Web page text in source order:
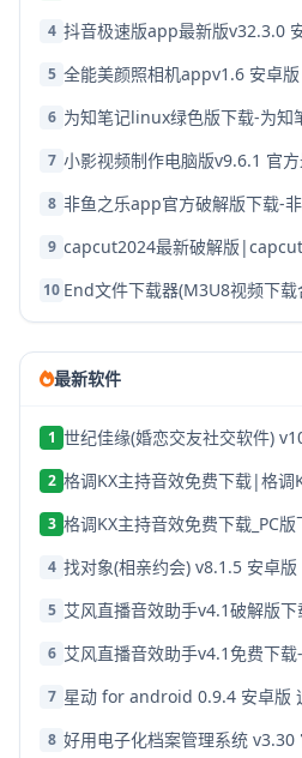
4 抖音极速版app最新版v32.3.0
5 全能美颜照相机appv1.6 安卓版
6
7 小影视频制作电脑版v9.6.1 官
8
9
10 End文件下载器(M3U8视频下
最新软件
1 世纪佳缘(婚恋交友社交软件)
2 格调KX主持音效免费下载|格调
3 格调KX主持音效免费下载_PC
4 找对象(相亲约会) v8.1.5 安卓版
5 艾风直播音效助手v4.1破解版
6 艾风直播音效助手v4.1免费下
7 星动 for android 0.9.4 安卓版
8 好用电子化档案管理系统 v3.30